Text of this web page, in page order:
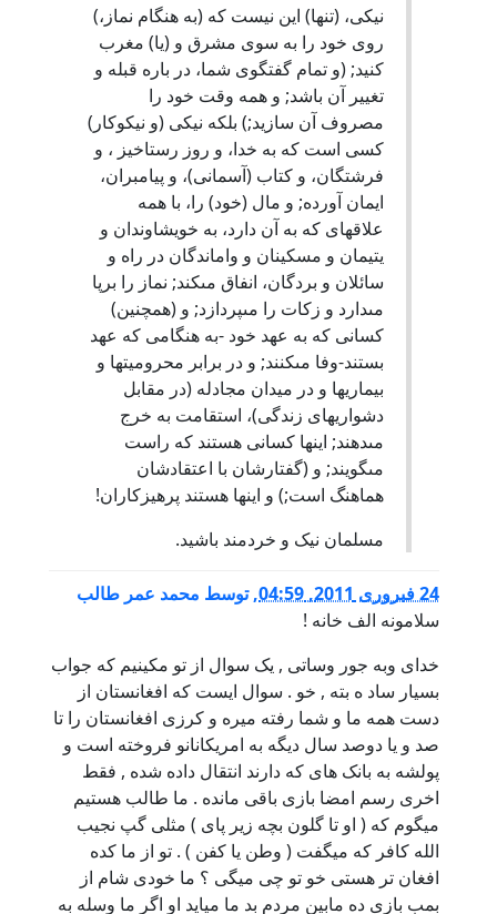
نيكى، (تنها) اين نيست كه (به هنگام نماز،)
روى خود را به سوى مشرق و (يا) مغرب
كنيد; (و تمام گفتگوى شما، در باره قبله و
تغيير آن باشد; و همه وقت خود را
مصروف آن سازيد;) بلكه نيكى (و نيكوكار)
كسى است كه به خدا، و روز رستاخيز ، و
فرشتگان، و كتاب (آسمانى)، و پيامبران،
ايمان آورده; و مال (خود) را، با همه
علاقه‏اى كه به آن دارد، به خويشاوندان و
يتيمان و مسكينان و واماندگان در راه و
سائلان و بردگان، انفاق مى‏كند; نماز را برپا
مى‏دارد و زكات را مى‏پردازد; و (همچنين)
كسانى كه به عهد خود -به هنگامى كه عهد
بستند-وفا مى‏كنند; و در برابر محروميتها و
بيماريها و در ميدان مجادله (در مقابل
دشواریهای زندگی)، استقامت به خرج
مى‏دهند; اينها كسانى هستند كه راست
مى‏گويند; و (گفتارشان با اعتقادشان
هماهنگ است;) و اينها هستند پرهيزكاران!
مسلمان نیک و خردمند باشید.
24 فبروری 2011, 04:59 ,توسط محمد عمر طالب
سلامونه الف خانه !
خدای وبه جور وساتی , یک سوال از تو مکینیم که جواب
بسیار ساد ه بته , خو . سوال ایست که افغانستان از
دست همه ما و شما رفته میره و کرزی افغانستان را تا
صد و یا دوصد سال دیگه به امریکانانو فروخته است و
پولشه به بانک های که دارند انتقال داده شده , فقط
اخری رسم امضا بازی باقی مانده . ما طالب هستیم
میگوم که ( او تا گلون بچه زیر پای ) مثلی گپ نجیب
الله کافر که میگفت ( وطن یا کفن ) . تو از ما کده
افغان تر هستی خو تو چی میگی ؟ ما خودی شام از
بمب بازی ده مابین مردم بد ما میاید او اگر ما وسله به